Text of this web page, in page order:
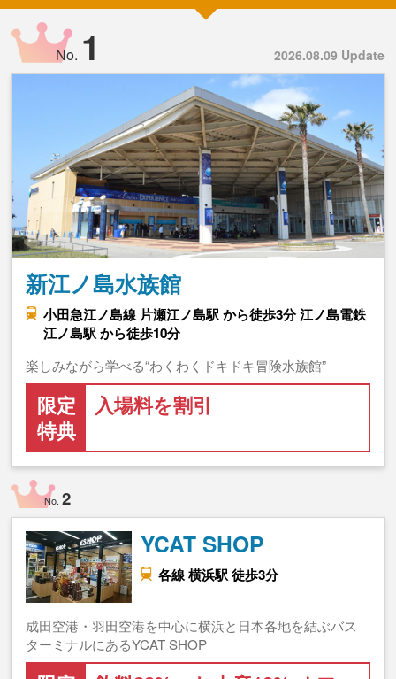
2026.08.09 Update
No. 1
新江ノ島水族館
小田急江ノ島線 片瀬江ノ島駅 から徒歩3分 江ノ島電鉄
江ノ島駅 から徒歩10分
楽しみながら学べる“わくわくドキドキ冒険水族館”
限定
特典
入場料を割引
No.2
YCAT SHOP
各線 横浜駅 徒歩3分
成田空港・羽田空港を中心に横浜と日本各地を結ぶバス
ターミナルにあるYCAT SHOP